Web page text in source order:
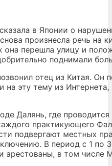
в Японии о
произнесла речь на
она перешла улицу и
поднимали
отец из Китая. Он
на эту тему из
Далянь, где
практикующего
подвергают местных
В период с 1
арестованы, в том числе